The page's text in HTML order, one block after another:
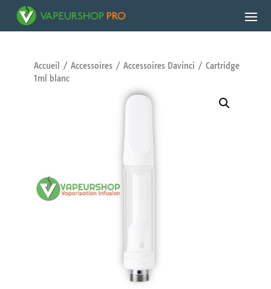
Accueil / Accessoires/ Accessoires Davinci / Cartridge
1ml blanc